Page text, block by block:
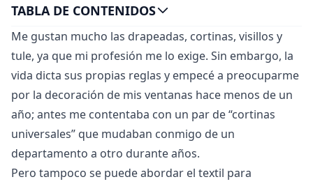
Me gustan mucho las drapeadas, cortinas, visillos y
tule, ya que mi profesión me lo exige. Sin embargo, la
vida dicta sus propias reglas y empecé a preocuparme
por la decoración de mis ventanas hace menos de un
año; antes me contentaba con un par de “cortinas
universales” que mudaban conmigo de un
departamento a otro durante años.
Pero tampoco se puede abordar el textil para
TABLA DE CONTENIDOS